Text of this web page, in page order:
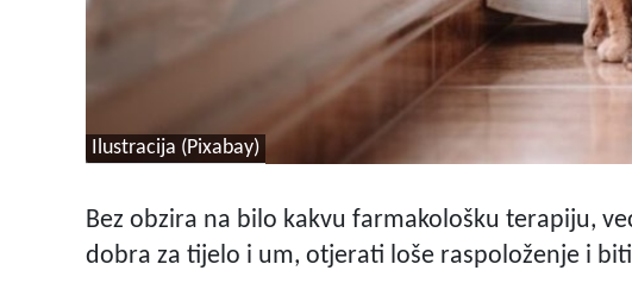
Ilustracija (Pixabay)
Bez obzira na bilo kakvu farmakološku terapiju,
dobra za tijelo i um, otjerati loše raspoloženje i